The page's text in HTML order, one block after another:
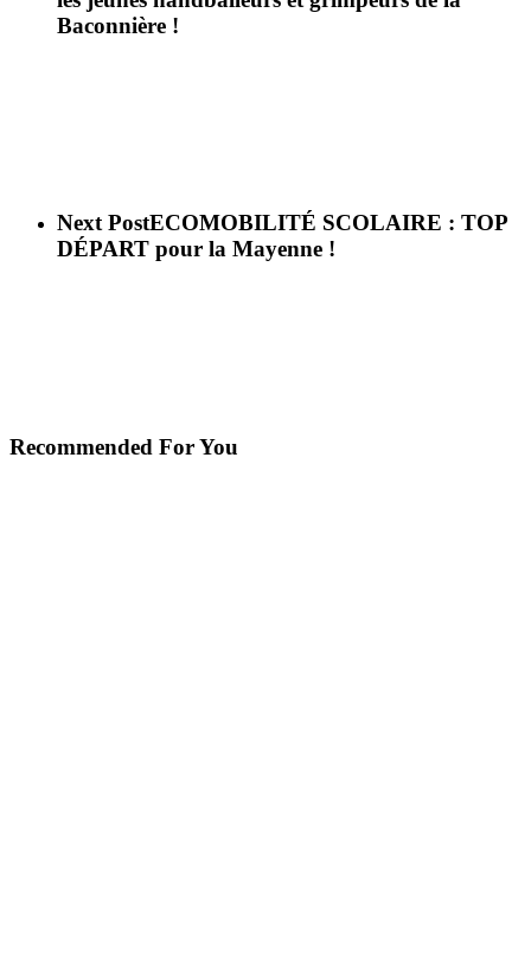
Baconnière !
Next PostECOMOBILITÉ SCOLAIRE : TOP
DÉPART pour la Mayenne !
Recommended For You